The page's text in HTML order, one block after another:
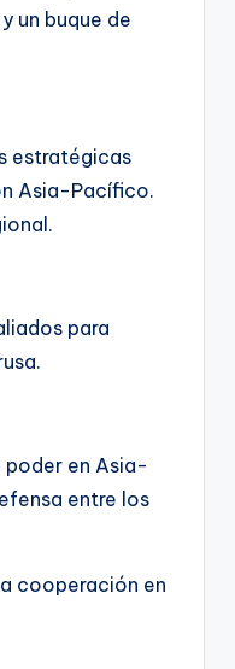
un buque de
estratégicas
Asia-Pacífico.
para
poder en Asia-
entre los
cooperación en